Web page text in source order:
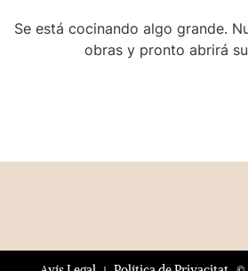
Se está cocinando algo grande.
obras y pronto abrirá